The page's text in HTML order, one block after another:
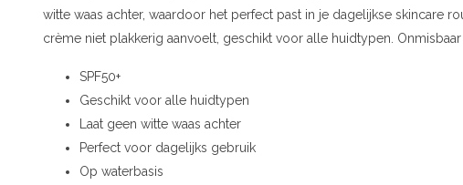
witte waas achter, waardoor het perfect past in je dagelijkse skincare
crème niet plakkerig aanvoelt, geschikt voor alle huidtypen.
SPF50+
Geschikt voor alle huidtypen
Laat geen witte waas achter
Perfect voor dagelijks gebruik
Op waterbasis